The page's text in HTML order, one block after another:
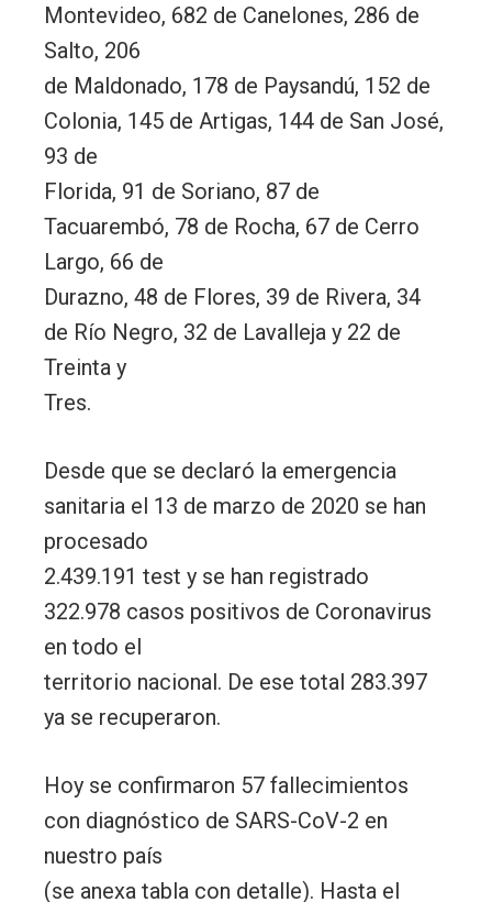
Montevideo, 682 de Canelones, 286 de
Salto, 206
de Maldonado, 178 de Paysandú, 152 de
Colonia, 145 de Artigas, 144 de San José,
93 de
Florida, 91 de Soriano, 87 de
Tacuarembó, 78 de Rocha, 67 de Cerro
Largo, 66 de
Durazno, 48 de Flores, 39 de Rivera, 34
de Río Negro, 32 de Lavalleja y 22 de
Treinta y
Tres.
Desde que se declaró la emergencia
sanitaria el 13 de marzo de 2020 se han
procesado
2.439.191 test y se han registrado
322.978 casos positivos de Coronavirus
en todo el
territorio nacional. De ese total 283.397
ya se recuperaron.
Hoy se confirmaron 57 fallecimientos
con diagnóstico de SARS-CoV-2 en
nuestro país
(se anexa tabla con detalle). Hasta el